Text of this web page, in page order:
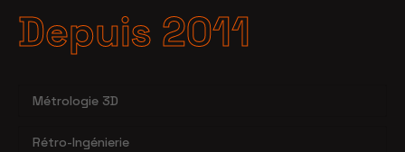
Depuis 2011
Métrologie 3D
Rétro-Ingénierie